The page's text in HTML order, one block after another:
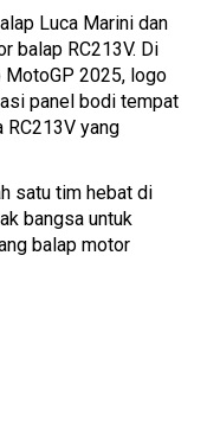
Luca Marini dan
balap RC213V. Di
MotoGP 2025, logo
panel bodi tempat
RC213V yang
satu tim hebat di
bangsa untuk
balap motor